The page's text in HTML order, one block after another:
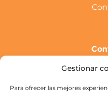
Gestionar
Para ofrecer las mejores
Telde
928